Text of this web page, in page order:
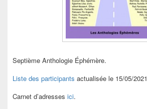
Septième Anthologie Éphémère.
Liste des participants actualisée le 15/05/2021
Carnet d’adresses ici.